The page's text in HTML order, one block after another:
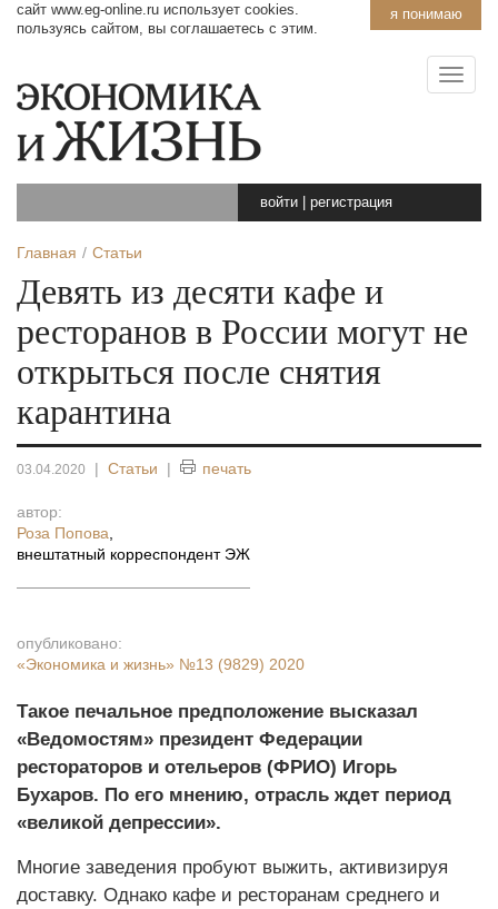
я понимаю
сайт www.eg-online.ru использует cookies.
пользуясь сайтом, вы соглашаетесь с этим.
войти регистрация
Главная Статьи
Девять из десяти кафе и
ресторанов в России могут не
открыться после снятия
карантина
03.04.2020 | Статьи | печать
автор:
Роза Попова
внештатный корреспондент ЭЖ
опубликовано:
«Экономика и жизнь» №13 (9829) 2020
Такое печальное предположение высказал
«Ведомостям» президент Федерации
рестораторов и отельеров (ФРИО) Игорь
Бухаров. По его мнению, отрасль ждет период
«великой депрессии».
Многие заведения пробуют выжить, активизируя
доставку. Однако кафе и ресторанам среднего и